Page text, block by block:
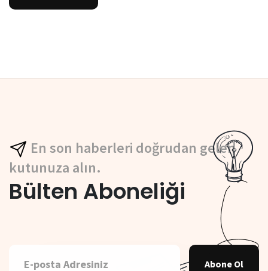
En son haberleri doğrudan gelen
kutunuza alın.
Bülten Aboneliği
Abone Ol